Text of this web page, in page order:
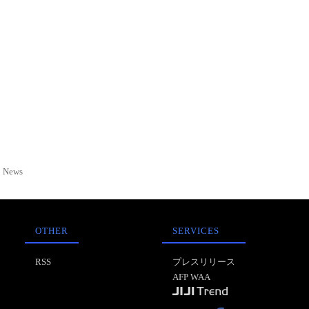
OTHER
RSS
SERVICES
プレスリリース
AFP WAA